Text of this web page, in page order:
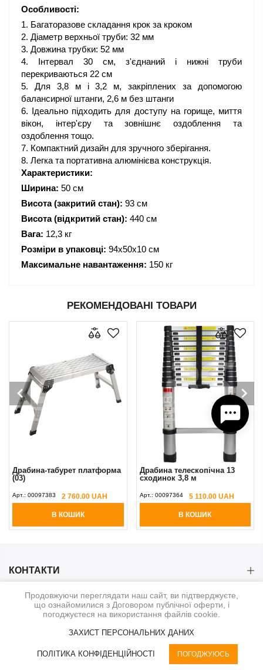
Особливості:
Багаторазове складання крок за кроком
Діаметр верхньої труби: 32 мм
Довжина трубки: 52 мм
Інтервал 30 см, з'єднаний і нижні труби
перекриваються 22 см
Для 3,8 м і 3,2 м, закріплених за допомогою
балансирної штанги, 2,6 м без штанги
Ідеально підходить для доступу на горище, миття
вікон, інтер'єру та зовнішнє оздоблення та
оздоблення тощо.
Компактний дизайн для зручного зберігання.
Легка та портативна алюмінієва конструкція.
Характеристики:
Ширина: 50 см
Висота (закритий стан): 93 см
Висота (відкритий стан): 440 см
Вага: 12,3 кг
Розміри в упаковці: 94х50х10 см
Максимальне навантаження: 150 кг
РЕКОМЕНДОВАНІ ТОВАРИ
Драбина-табурет платформа
(03)
Арт.: 00097383 2 760.00 UAH
В КОШИК
Драбина телескопічна 13
сходинок 3,8 м
Арт.: 00097364 5 110.00 UAH
В КОШИК
КОНТАКТИ
КАТЕГОРІЇ
ІНФОРМАЦІЯ
© 2020-2026. BauServiceФІЛЬТР ПРОФІЛЬ
Продовжуючи переглядати наш сайт, ви підтверджуєте,
що ознайомилися з Договором публічної оферти, і
погоджуєтеся на використання файлів cookie.
ЗАХИСТ ПЕРСОНАЛЬНИХ ДАНИХ
ПОЛІТИКА КОНФІДЕНЦІЙНОСТІ ПОГОДЖУЮСЬ